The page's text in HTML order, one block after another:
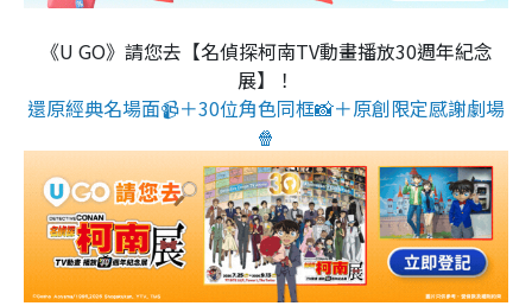
《U GO》請您去【名偵探柯南TV動畫播放30週年紀念
展】！
還原經典名場面📹＋30位角色同框📸＋原創限定感謝劇場
🍿